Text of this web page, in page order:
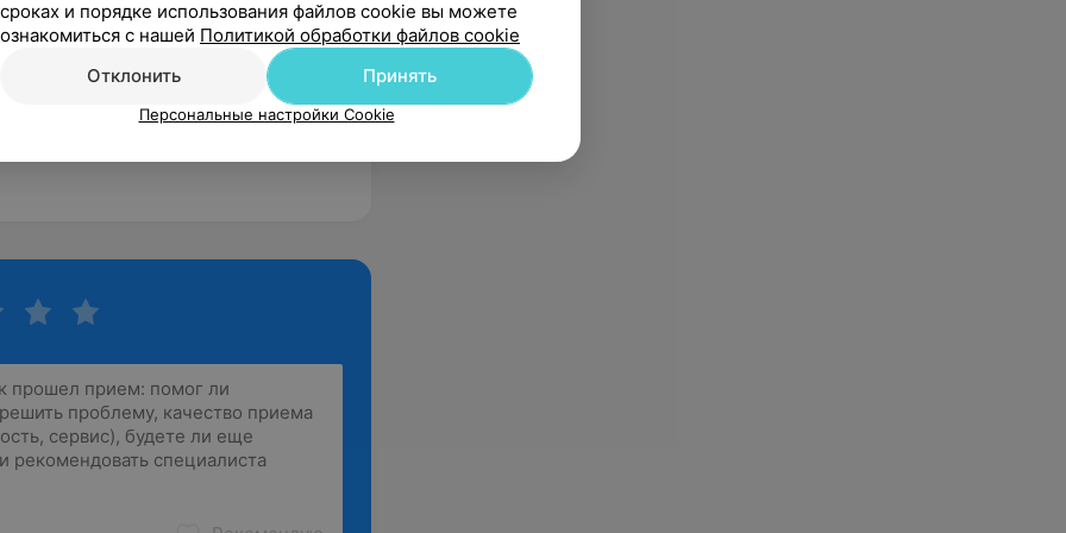
и нервной систем у пациентов»,
Белорусская медицинская
«внутренние болезни»
клинике внутренних болезней»,
сроках и порядке использования файлов cookie вы можете
ознакомиться с нашей Политикой обработки файлов cookie
Отклонить
Принять
Персональные настройки Cookie